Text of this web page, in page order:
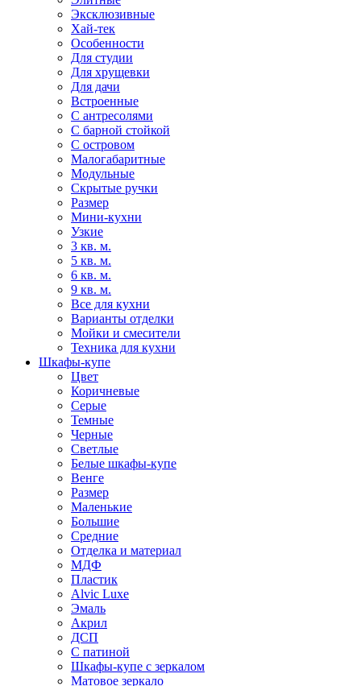
Эксклюзивные
Хай-тек
Особенности
Для студии
Для хрущевки
Для дачи
Встроенные
С антресолями
С барной стойкой
С островом
Малогабаритные
Модульные
Скрытые ручки
Размер
Мини-кухни
Узкие
3 кв. м.
5 кв. м.
6 кв. м.
9 кв. м.
Все для кухни
Варианты отделки
Мойки и смесители
Техника для кухни
Шкафы-купе
Цвет
Коричневые
Серые
Темные
Черные
Светлые
Белые шкафы-купе
Венге
Размер
Маленькие
Большие
Средние
Отделка и материал
МДФ
Пластик
Alvic Luxe
Эмаль
Акрил
ДСП
С патиной
Шкафы-купе с зеркалом
Матовое зеркало